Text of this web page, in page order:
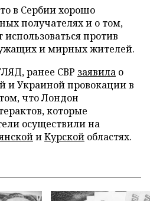
в Сербии хорошо
получателях и о том,
против
и мирных жителей.
ранее СВР заявила о
и Украиной провокации в
что Лондон
которые
осуществили на
иКурской областях.